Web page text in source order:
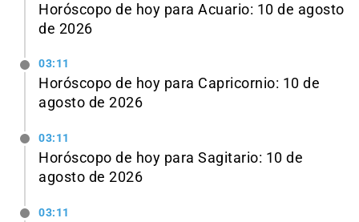
Horóscopo de hoy para Acuario: 10 de agosto
de 2026
03:11
Horóscopo de hoy para Capricornio: 10 de
agosto de 2026
03:11
Horóscopo de hoy para Sagitario: 10 de
agosto de 2026
03:11